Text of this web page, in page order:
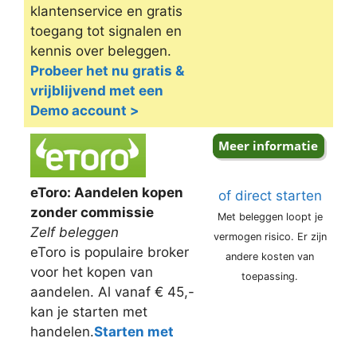
klantenservice en gratis
toegang tot signalen en
kennis over beleggen.
Probeer het nu gratis &
vrijblijvend met een
Demo account >
eToro: Aandelen kopen
zonder commissie
Zelf beleggen
eToro is populaire broker
voor het kopen van
aandelen. Al vanaf € 45,-
kan je starten met
handelen.Starten met
of direct starten
Met beleggen loopt je
vermogen risico. Er zijn
andere kosten van
toepassing.